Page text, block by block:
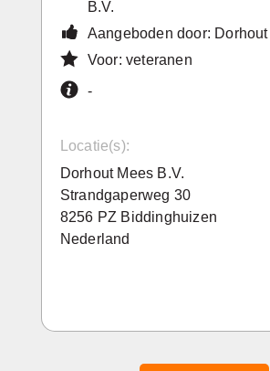
B.V.
Aangeboden door: Dorhout
Voor: veteranen
-
Locatie(s):
Dorhout Mees B.V.
Strandgaperweg 30
8256 PZ Biddinghuizen
Nederland